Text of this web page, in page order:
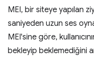
MEI, bir siteye yapılan
saniyeden uzun ses
MEI'sine göre,
bekleyip beklemediğini